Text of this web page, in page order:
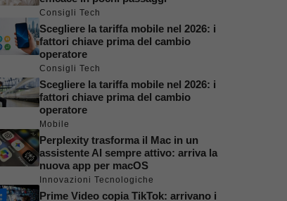
Consigli Tech
Scegliere la tariffa mobile nel 2026: i
fattori chiave prima del cambio
operatore
Consigli Tech
Scegliere la tariffa mobile nel 2026: i
fattori chiave prima del cambio
operatore
Mobile
Perplexity trasforma il Mac in un
assistente AI sempre attivo: arriva la
nuova app per macOS
Innovazioni Tecnologiche
Prime Video copia TikTok: arrivano i